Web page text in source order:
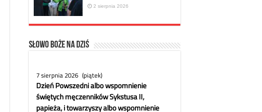
2 sierpnia 2026
Słowo Boże na dziś